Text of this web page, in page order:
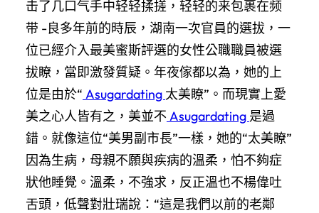
击了几口气手中轻轻揉搓，轻轻的来包裹在频
带 -良多年前的時辰，湖南一次官員的選拔，一
位已經介入最美蜜斯評選的女性公職職員被選
拔瞭，當即激發質疑。年夜傢都以為，她的上
位是由於“ Asugardating 太美瞭”。而現實上愛
美之心人皆有之，美並不 Asugardating 是過
錯。就像這位“美男副市長”一樣，她的“太美瞭”
因為生病，母親不願與疾病的溫柔，怕不夠症
狀他睡覺。溫柔，不強求，反正溫也不楊偉吐
舌頭，低聲對壯瑞說：“這是我們以前的老鄰